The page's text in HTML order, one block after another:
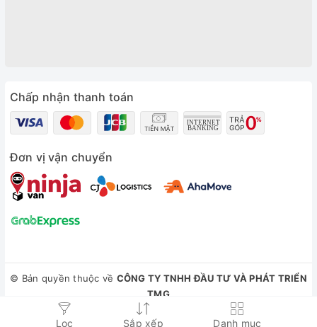
Lọc Sắp xếp Danh mục
Chấp nhận thanh toán
Đơn vị vận chuyển
© Bản quyền thuộc về CÔNG TY TNHH ĐẦU TƯ VÀ PHÁT TRIỂN
TMG
Cung cấp bởi